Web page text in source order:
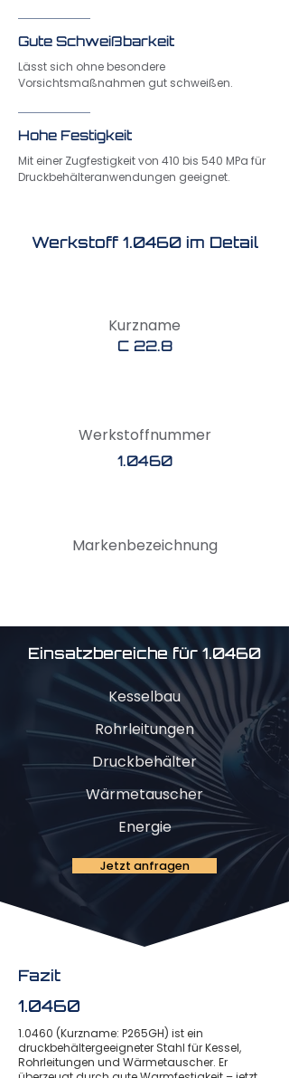
Gute Schweißbarkeit
Lässt sich ohne besondere
Vorsichtsmaßnahmen gut schweißen.
Hohe Festigkeit
Mit einer Zugfestigkeit von 410 bis 540 MPa für
Druckbehälteranwendungen geeignet.
Werkstoff 1.0460 im Detail
Kurzname
C 22.8
Werkstoffnummer
1.0460
Markenbezeichnung
Einsatzbereiche für 1.0460
Kesselbau
Rohrleitungen
Druckbehälter
Wärmetauscher
Energie
Jetzt anfragen
Fazit
1.0460
1.0460 (Kurzname: P265GH) ist ein
druckbehältergeeigneter Stahl für Kessel,
Rohrleitungen und Wärmetauscher. Er